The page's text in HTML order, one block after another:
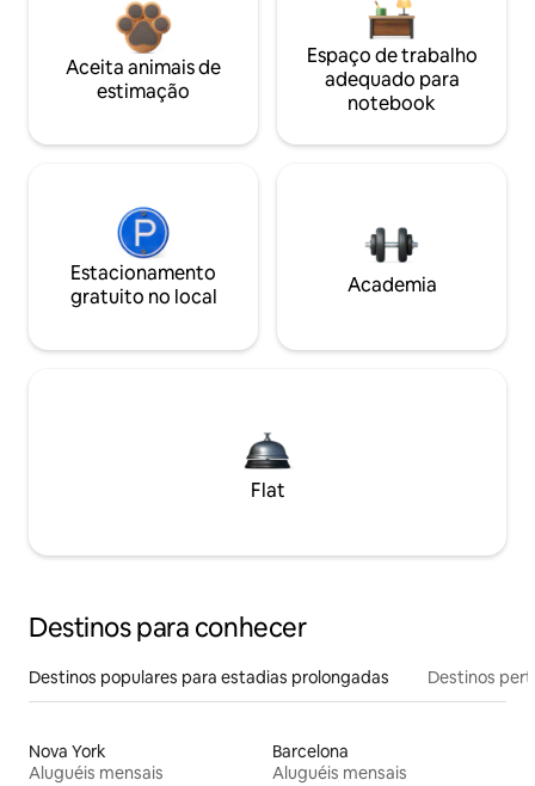
Aceita animais de
estimação
Espaço de trabalho
adequado para
notebook
Estacionamento
gratuito no local
Academia
Flat
Destinos para conhecer
Destinos populares para estadias prolongadas Destinos
Nova York
Aluguéis mensais
Barcelona
Aluguéis mensais